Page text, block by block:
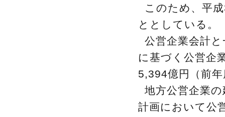
このため、平
ととしている。
公営企業会計
に基づく公営企
5,394億円（前
地方公営企業
計画において公